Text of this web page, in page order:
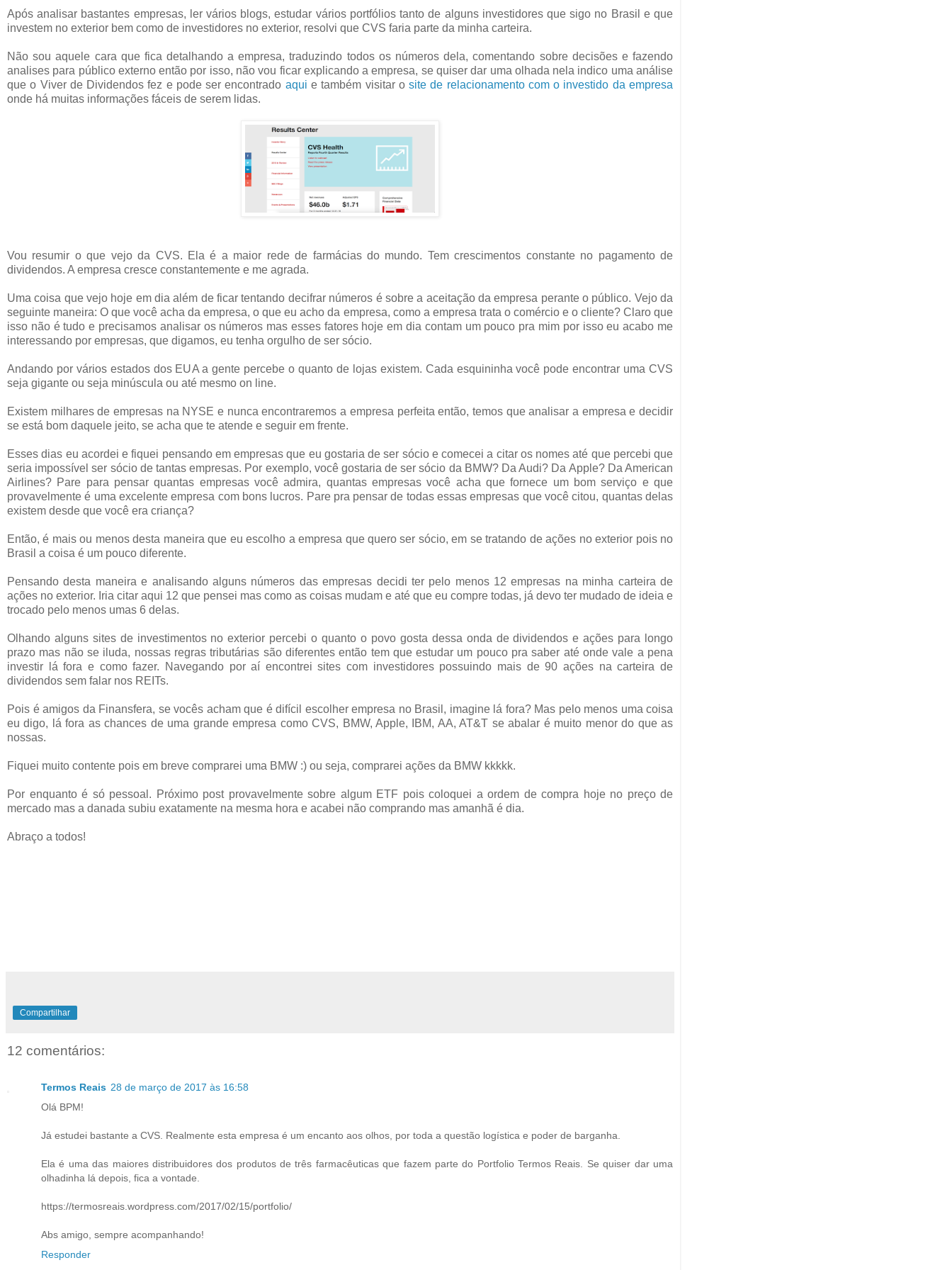
Após analisar bastantes empresas, ler vários blogs, estudar vários portfólios tanto de alguns investidores que sigo no Brasil e que
investem no exterior bem como de investidores no exterior, resolvi que CVS faria parte da minha carteira.
Não sou aquele cara que fica detalhando a empresa, traduzindo todos os números dela, comentando sobre decisões e fazendo
analises para público externo então por isso, não vou ficar explicando a empresa, se quiser dar uma olhada nela indico uma análise
que o Viver de Dividendos fez e pode ser encontrado aqui e também visitar osite de relacionamento com o investido da empresa
onde há muitas informações fáceis de serem lidas.
Vou resumir o que vejo da CVS. Ela é a maior rede de farmácias do mundo. Tem crescimentos constante no pagamento de
dividendos. A empresa cresce constantemente e me agrada.
Uma coisa que vejo hoje em dia além de ficar tentando decifrar números é sobre a aceitação da empresa perante o público. Vejo da
seguinte maneira: O que você acha da empresa, o que eu acho da empresa, como a empresa trata o comércio e o cliente? Claro que
isso não é tudo e precisamos analisar os números mas esses fatores hoje em dia contam um pouco pra mim por isso eu acabo me
interessando por empresas, que digamos, eu tenha orgulho de ser sócio.
Andando por vários estados dos EUA a gente percebe o quanto de lojas existem. Cada esquininha você pode encontrar uma CVS
seja gigante ou seja minúscula ou até mesmo on line.
Existem milhares de empresas na NYSE e nunca encontraremos a empresa perfeita então, temos que analisar a empresa e decidir
se está bom daquele jeito, se acha que te atende e seguir em frente.
Esses dias eu acordei e fiquei pensando em empresas que eu gostaria de ser sócio e comecei a citar os nomes até que percebi que
seria impossível ser sócio de tantas empresas. Por exemplo, você gostaria de ser sócio da BMW? Da Audi? Da Apple? Da American
Airlines? Pare para pensar quantas empresas você admira, quantas empresas você acha que fornece um bom serviço e que
provavelmente é uma excelente empresa com bons lucros. Pare pra pensar de todas essas empresas que você citou, quantas delas
existem desde que você era criança?
Então, é mais ou menos desta maneira que eu escolho a empresa que quero ser sócio, em se tratando de ações no exterior pois no
Brasil a coisa é um pouco diferente.
Pensando desta maneira e analisando alguns números das empresas decidi ter pelo menos 12 empresas na minha carteira de
ações no exterior. Iria citar aqui 12 que pensei mas como as coisas mudam e até que eu compre todas, já devo ter mudado de ideia e
trocado pelo menos umas 6 delas.
Olhando alguns sites de investimentos no exterior percebi o quanto o povo gosta dessa onda de dividendos e ações para longo
prazo mas não se iluda, nossas regras tributárias são diferentes então tem que estudar um pouco pra saber até onde vale a pena
investir lá fora e como fazer. Navegando por aí encontrei sites com investidores possuindo mais de 90 ações na carteira de
dividendos sem falar nos REITs.
Pois é amigos da Finansfera, se vocês acham que é difícil escolher empresa no Brasil, imagine lá fora? Mas pelo menos uma coisa
eu digo, lá fora as chances de uma grande empresa como CVS, BMW, Apple, IBM, AA, AT&T se abalar é muito menor do que as
nossas.
Fiquei muito contente pois em breve comprarei uma BMW :) ou seja, comprarei ações da BMW kkkkk.
Por enquanto é só pessoal. Próximo post provavelmente sobre algum ETF pois coloquei a ordem de compra hoje no preço de
mercado mas a danada subiu exatamente na mesma hora e acabei não comprando mas amanhã é dia.
Abraço a todos!
Compartilhar
12 comentários:
Termos Reais 28 de março de 2017 às 16:58
Olá BPM!
Já estudei bastante a CVS. Realmente esta empresa é um encanto aos olhos, por toda a questão logística e poder de barganha.
Ela é uma das maiores distribuidores dos produtos de três farmacêuticas que fazem parte do Portfolio Termos Reais. Se quiser dar uma
olhadinha lá depois, fica a vontade.
https://termosreais.wordpress.com/2017/02/15/portfolio/
Abs amigo, sempre acompanhando!
Responder